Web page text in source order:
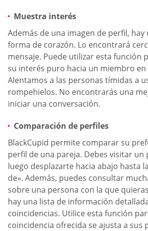
Muestra interés
Además de una imagen de perfil, hay
forma de corazón. Lo encontrará
mensaje. Puede utilizar esta función
su interés puro hacia un miembro
Alentamos a las personas tímidas a
rompehielos. No encontrarás una
iniciar una conversación.
Comparación de perfiles
BlackCupid permite comparar su
perfil de una pareja. Debes visitar
luego desplazarte hacia abajo hasta
de». Además, puedes consultar
sobre una persona con la que
hay una lista de información
coincidencias. Utilice esta función
coincidencia ofrecida se ajusta a sus